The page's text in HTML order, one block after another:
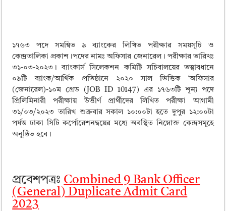
১৭৬৩ পদে সমন্বিত ৯ ব্যাংকের লিখিত পরীক্ষার সময়সূচি ও
কেন্দ্রতালিকা প্রকাশ।পদের নামঃ অফিসার জেনারেল। পরীক্ষার তারিখঃ
৩১-০৩-২০২৩। ব্যাংকার্স সিলেকশন কমিটি সচিবালয়ের তত্ত্বাবধানে
০৯টি ব্যাংক/আর্থিক প্রতিষ্ঠানে ২০২০ সাল ভিত্তিক ‘অফিসার
(জেনারেল)-১০ম গ্রেড (JOB ID 10147) এর ১৭৬৩টি শূন্য পদে
প্রিলিমিনারী পরীক্ষায় উত্তীর্ণ প্রার্থীদের লিখিত পরীক্ষা আগামী
৩১/০৩/২০২৩ তারিখ শুক্রবার সকাল ১০:০০টা হতে দুপুর ১২:০০টা
পর্যন্ত ঢাকা সিটি কর্পোরেশনদ্বয়ের মধ্যে অবস্থিত নিম্নোক্ত কেন্দ্রসমূহে
অনুষ্ঠিত হবে।
প্রবেশপত্রঃ Combined 9 Bank Officer
(General) Duplicate Admit Card
2023